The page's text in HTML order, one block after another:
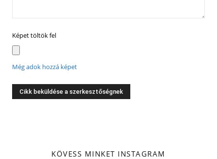
Képet töltök fel
Még adok hozzá képet
KÖVESS MINKET INSTAGRAM